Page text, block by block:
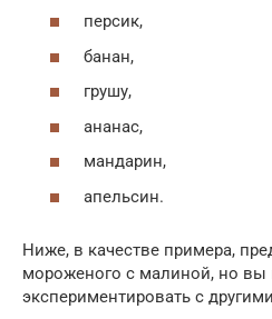
персик,
банан,
грушу,
ананас,
мандарин,
апельсин.
Ниже, в качестве примера,
мороженого с малиной, но вы
экспериментировать с